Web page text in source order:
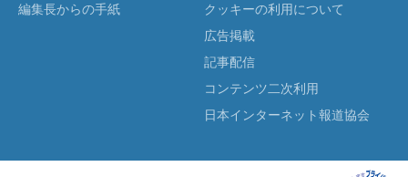
編集長からの手紙
クッキーの利用について
広告掲載
記事配信
コンテンツ二次利用
日本インターネット報道協会